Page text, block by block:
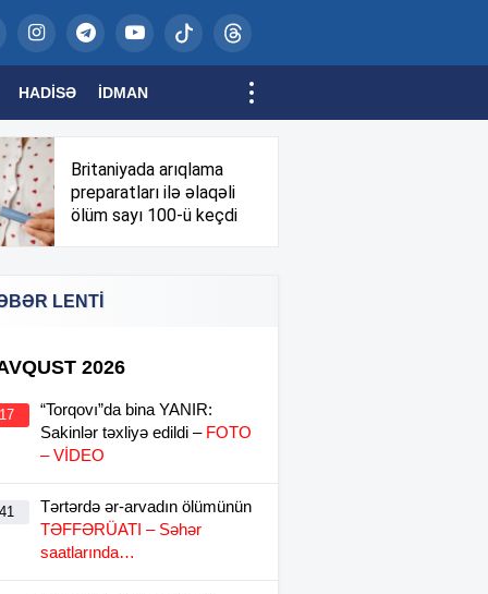
HADISƏ İDMAN
Britaniyada arıqlama
preparatları ilə əlaqəli
ölüm sayı 100-ü keçdi
LENTİ
2026
“Torqovı”da bina YANIR:
Sakinlər təxliyə edildi – FOTO
– VİDEO
Tərtərdə ər-arvadın ölümünün
TƏFFƏRÜATI – Səhər
saatlarında…